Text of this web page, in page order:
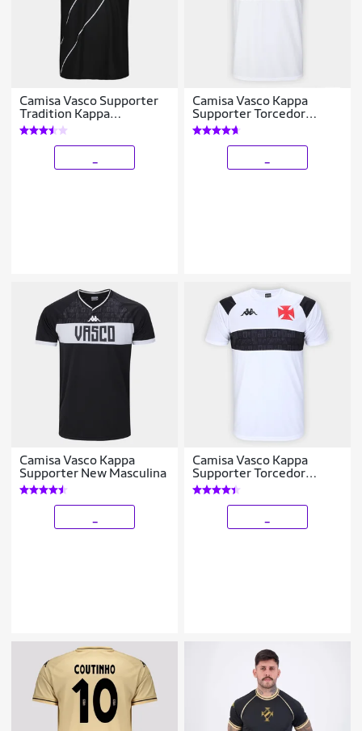
Camisa Vasco Supporter
Tradition Kappa
Masculina
Camisa Vasco Kappa
Supporter Torcedor
Masculina
Camisa Vasco Kappa
Supporter New Masculina
Camisa Vasco Kappa
Supporter Torcedor
Masculina